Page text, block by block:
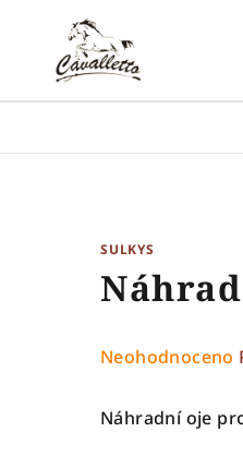
SULKYS
Průměrné
produktu
Neohodnoceno
Náhradní oje